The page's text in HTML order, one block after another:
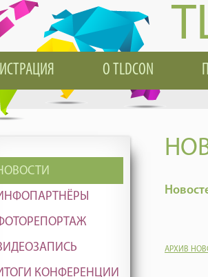
О TLDCON
КОНФЕРЕНЦИИ
АРХИВ